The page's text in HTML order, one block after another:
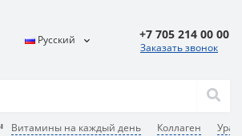
Витамины на каждый день Коллаген
Русский +7 705 214 00 00
Заказать звонок